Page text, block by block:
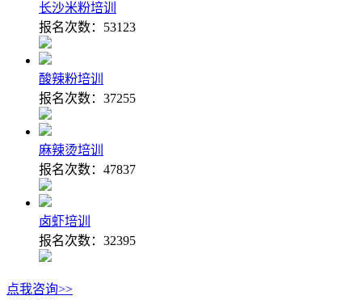
长沙米粉培训
报名次数： 53123
酸辣粉培训
报名次数： 37255
麻辣烫培训
报名次数： 47837
卤虾培训
报名次数： 32395
点我咨询>>